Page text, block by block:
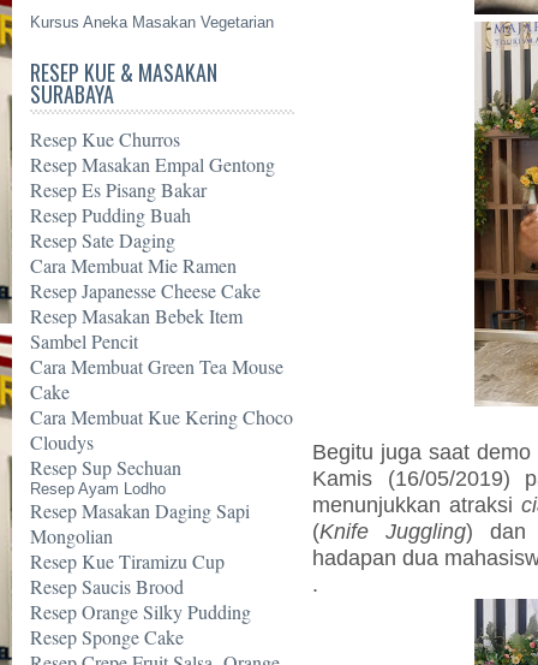
Kursus Aneka Masakan Vegetarian
RESEP KUE & MASAKAN
SURABAYA
Resep Kue Churros
Resep Masakan Empal Gentong
Resep Es Pisang Bakar
Resep Pudding Buah
Resep Sate Daging
Cara Membuat Mie Ramen
Resep Japanesse Cheese Cake
Resep Masakan Bebek Item
Sambel Pencit
Cara Membuat Green Tea Mouse
Cake
Cara Membuat Kue Kering Choco
Cloudys
Resep Sup Sechuan
Resep Ayam Lodho
Resep Masakan Daging Sapi
Mongolian
Resep Kue Tiramizu Cup
Resep Saucis Brood
Resep Orange Silky Pudding
Resep Sponge Cake
Begitu juga saat
Kamis (16/05/2019)
menunjukkan atraksi
(Knife Juggling)
hadapan dua
.